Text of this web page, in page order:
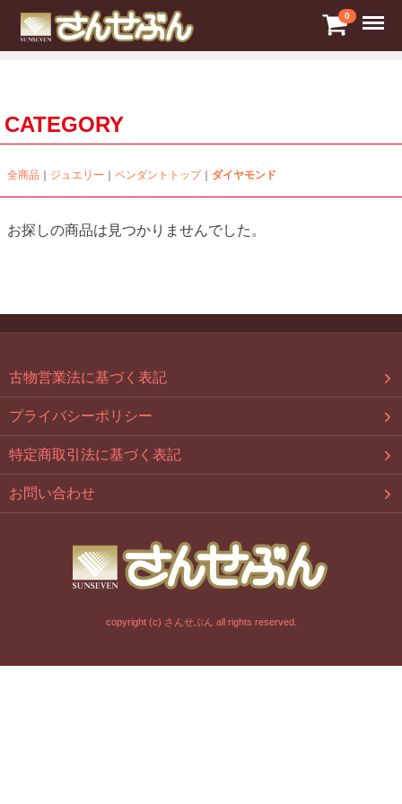
0 Menu
CATEGORY
全商品 ジュエリー ペンダントトップ ダイヤモンド
お探しの商品は見つかりませんでした。
古物営業法に基づく表記
プライバシーポリシー
特定商取引法に基づく表記
お問い合わせ
copyright (c) さんせぶん all rights reserved.